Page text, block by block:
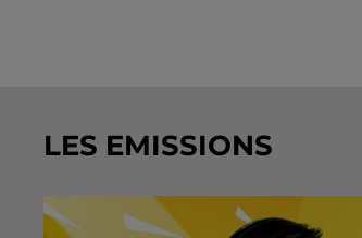
LES EMISSIONS